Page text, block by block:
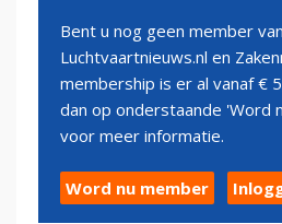
Bent u nog geen member van
Luchtvaartnieuws.nl en
membership is er al vanaf €
dan op onderstaande 'Word
voor meer informatie.
Word nu member